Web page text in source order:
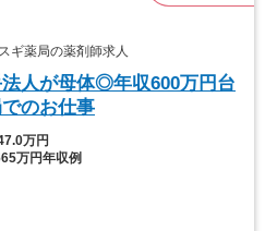
ギ薬局の薬剤師求人
法人が母体◎年収600万円台
のお仕事
万円
万円年収例